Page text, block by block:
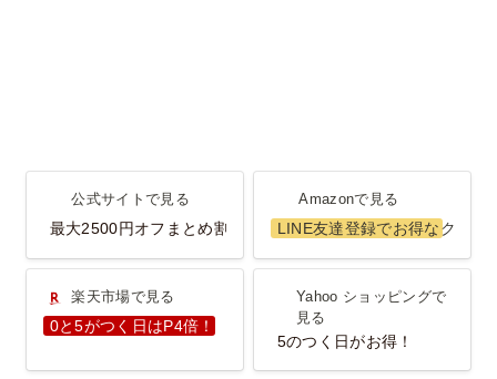
公式サイトで見る
公式サイトで見る
最大2500円オフまとめ割
Amazonで見る
Amazonで見る
LINE友達登録でお得なクーポ
楽天市場で見る
楽天市場で見る
0と5がつく日はP4倍！
Yahoo ショッピングで見
Yahoo ショッピングで
見る
5のつく日がお得！